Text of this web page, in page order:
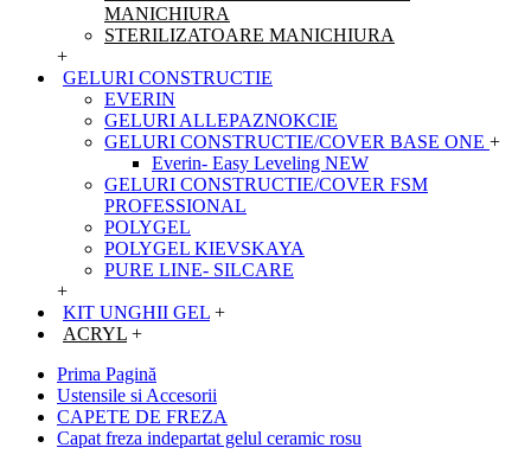
MANICHIURA
STERILIZATOARE MANICHIURA
+
GELURI CONSTRUCTIE
EVERIN
GELURI ALLEPAZNOKCIE
GELURI CONSTRUCTIE/COVER BASE ONE +
Everin- Easy Leveling NEW
GELURI CONSTRUCTIE/COVER FSM
PROFESSIONAL
POLYGEL
POLYGEL KIEVSKAYA
PURE LINE- SILCARE
+
KIT UNGHII GEL +
ACRYL +
Prima Pagină
Ustensile si Accesorii
CAPETE DE FREZA
Capat freza indepartat gelul ceramic rosu